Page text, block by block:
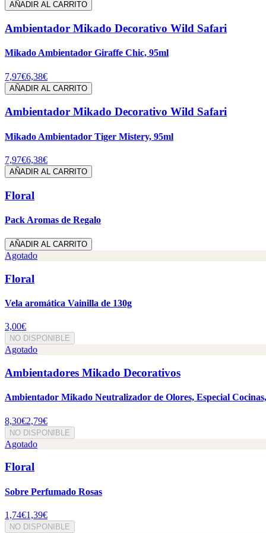
AÑADIR AL CARRITO
Ambientador Mikado Decorativo Wild Safari
Mikado Ambientador Giraffe Chic, 95ml
7,97€6,38€
AÑADIR AL CARRITO
Ambientador Mikado Decorativo Wild Safari
Mikado Ambientador Tiger Mistery, 95ml
7,97€6,38€
AÑADIR AL CARRITO
Floral
Pack Aromas de Regalo
AÑADIR AL CARRITO
Agotado
Floral
Vela aromática Vainilla de 130g
3,00€
NO DISPONIBLE
Agotado
Ambientadores Mikado Decorativos
Ambientador Mikado Neutralizador de Olores, Especial
8,30€2,79€
NO DISPONIBLE
Agotado
Floral
Sobre Perfumado Rosas
1,74€1,39€
NO DISPONIBLE